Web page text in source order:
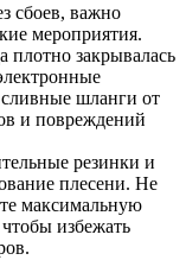
сбоев, важно
мероприятия.
плотно закрывалась
шланги от
и повреждений
резинки и
плесени. Не
максимальную
избежать